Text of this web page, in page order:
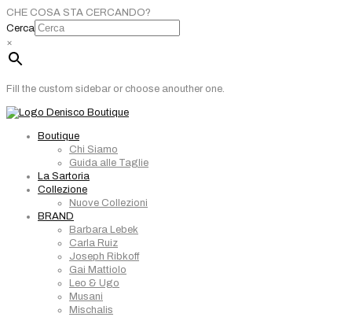
CHE COSA STA CERCANDO?
Cerca
×
Fill the custom sidebar or choose anouther one.
Boutique
Chi Siamo
Guida alle Taglie
La Sartoria
Collezione
Nuove Collezioni
BRAND
Barbara Lebek
Carla Ruiz
Joseph Ribkoff
Gai Mattiolo
Leo & Ugo
Musani
Mischalis